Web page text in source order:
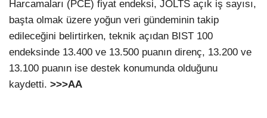
Harcamaları (PCE) fiyat endeksi, JOLTS açık iş sayısı,
başta olmak üzere yoğun veri gündeminin takip
edileceğini belirtirken, teknik açıdan BIST 100
endeksinde 13.400 ve 13.500 puanın direnç, 13.200 ve
13.100 puanın ise destek konumunda olduğunu
kaydetti. >>>AA